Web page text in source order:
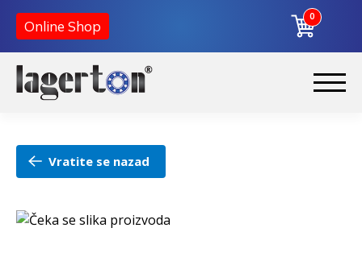
Online Shop
0
Početna
O nama
Kontakt
Vratite se nazad